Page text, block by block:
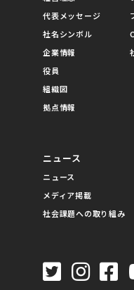
代表メッセージ
社名シンボル
企業情報
役員
組織図
拠点情報
ニュース
ニュース
メディア掲載
社会課題への取り組み